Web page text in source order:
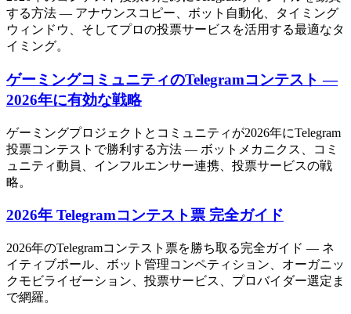
する方法 — アナウンスコピー、ボット自動化、タイミング
ウィンドウ、そしてプロの投票サービスを活用する最適なタ
イミング。
ゲーミングコミュニティのTelegramコンテスト —
2026年に有効な戦略
ゲーミングプロジェクトとコミュニティが2026年にTelegram
投票コンテストで勝利する方法 — ボットメカニクス、コミ
ュニティ動員、インフルエンサー連携、投票サービスの戦
略。
2026年 Telegramコンテスト票 完全ガイド
2026年のTelegramコンテスト票を勝ち取る完全ガイド — ネ
イティブポール、ボット管理コンペティション、オーガニッ
クモビライゼーション、投票サービス、プロバイダー選定ま
で網羅。